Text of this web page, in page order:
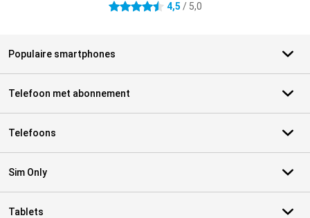
4.5 sterren 4,5 / 5,0
Populaire smartphones
Telefoon met abonnement
Telefoons
Sim Only
Tablets